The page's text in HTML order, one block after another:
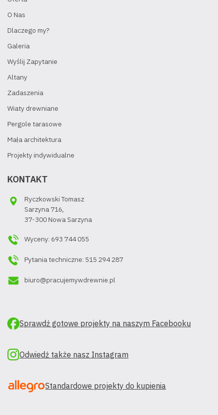
O Nas
Dlaczego my?
Galeria
Wyślij Zapytanie
Altany
Zadaszenia
Wiaty drewniane
Pergole tarasowe
Mała architektura
Projekty indywidualne
KONTAKT
Ryczkowski Tomasz
Sarzyna 716,
37-300 Nowa Sarzyna
Wyceny: 693 744 055
Pytania techniczne: 515 294 287
biuro@pracujemywdrewnie.pl
Sprawdź gotowe projekty na naszym Facebooku
Odwiedź także nasz Instagram
Standardowe projekty do kupienia